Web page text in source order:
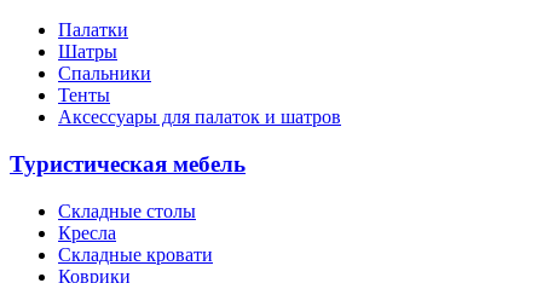
Палатки
Шатры
Спальники
Тенты
Аксессуары для палаток и шатров
Туристическая мебель
Складные столы
Кресла
Складные кровати
Коврики